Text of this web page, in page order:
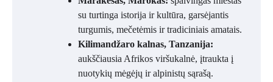
su turtinga istorija ir kultūra, garsėjantis
turgumis, mečetėmis ir tradiciniais amatais.
Kilimandžaro kalnas, Tanzanija:
aukščiausia Afrikos viršukalnė, įtraukta į
nuotykių mėgėjų ir alpinistų sąrašą.